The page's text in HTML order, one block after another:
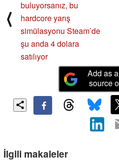
⟨
buluyorsanız, bu
hardcore yarış
simülasyonu Steam’de
şu anda 4 dolara
satılıyor
Add as
source
İlgili makaleler